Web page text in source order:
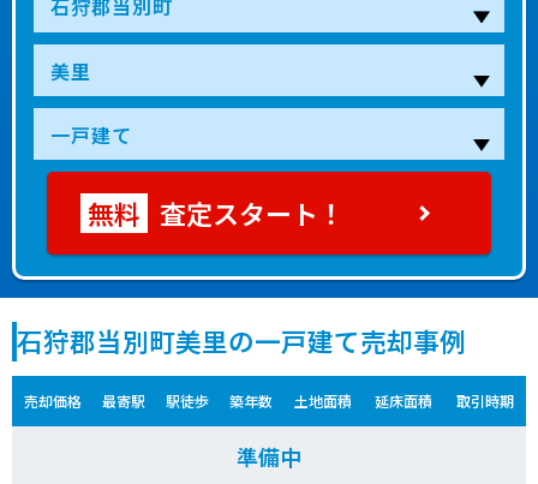
査定スタート！
石狩郡当別町美里の一戸建て売却事例
売却価格 最寄駅 駅徒歩 築年数 土地面積 延床面積 取引時期
準備中